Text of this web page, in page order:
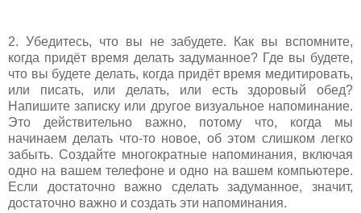
2. Убедитесь, что вы не забудете. Как вы вспомните,
когда придёт время делать задуманное? Где вы будете,
что вы будете делать, когда придёт время медитировать,
или писать, или делать, или есть здоровый обед?
Напишите записку или другое визуальное напоминание.
Это действительно важно, потому что, когда мы
начинаем делать что-то новое, об этом слишком легко
забыть. Создайте многократные напоминания, включая
одно на вашем телефоне и одно на вашем компьютере.
Если достаточно важно сделать задуманное, значит,
достаточно важно и создать эти напоминания.